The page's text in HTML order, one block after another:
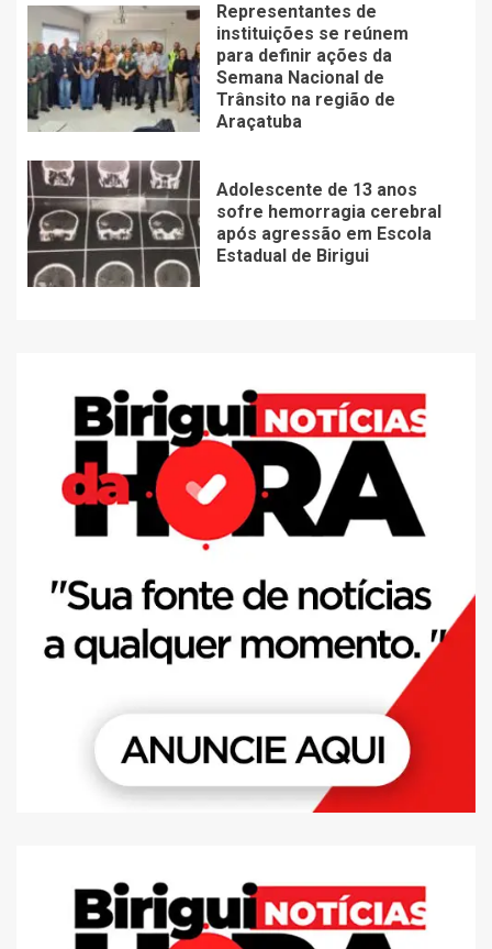
Representantes de
instituições se reúnem
para definir ações da
Semana Nacional de
Trânsito na região de
Araçatuba
Adolescente de 13 anos
sofre hemorragia cerebral
após agressão em Escola
Estadual de Birigui